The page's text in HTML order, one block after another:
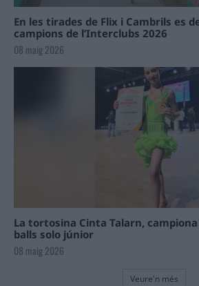
En les tirades de Flix i Cambrils es
campions de l’Interclubs 2026
08 maig 2026
La tortosina Cinta Talarn, campiona
balls solo júnior
08 maig 2026
Veure'n més